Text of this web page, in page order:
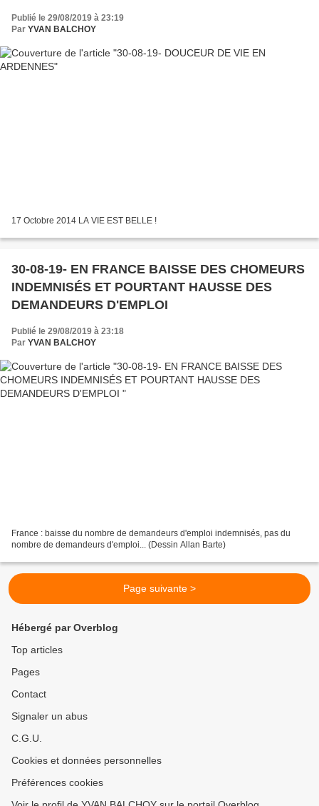
Publié le 29/08/2019 à 23:19
Par YVAN BALCHOY
17 Octobre 2014 LA VIE EST BELLE !
30-08-19- EN FRANCE BAISSE DES CHOMEURS
INDEMNISÉS ET POURTANT HAUSSE DES
DEMANDEURS D'EMPLOI
Publié le 29/08/2019 à 23:18
Par YVAN BALCHOY
France : baisse du nombre de demandeurs d'emploi indemnisés, pas du
nombre de demandeurs d'emploi... (Dessin Allan Barte)
Page suivante >
Hébergé par Overblog
Top articles
Pages
Contact
Signaler un abus
C.G.U.
Cookies et données personnelles
Préférences cookies